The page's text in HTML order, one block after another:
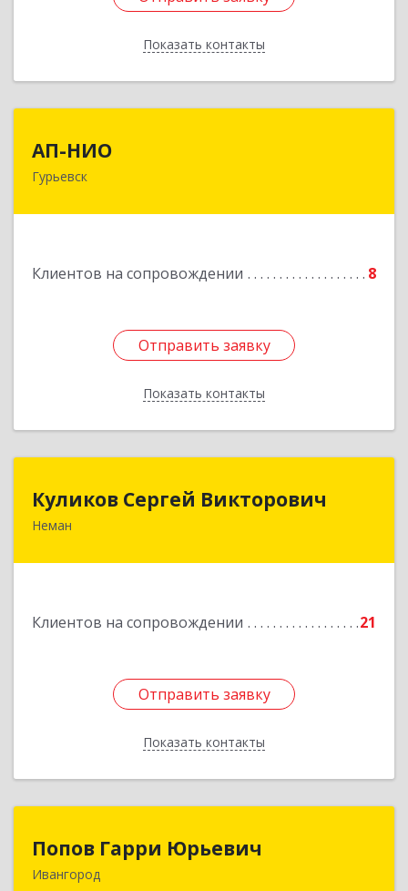
Показать контакты
Назад
АП-НИО
Гурьевск
Клиентов на сопровождении 8
Отправить заявку
Показать контакты
238300 Калининградская обл, Гурьевск г,
Отправить заявку
Назад
Куликов Сергей Викторович
Неман
Клиентов на сопровождении 21
Отправить заявку
Показать контакты
Куликов Сергей Викторович
Отправить заявку
Назад
Попов Гарри Юрьевич
Ивангород